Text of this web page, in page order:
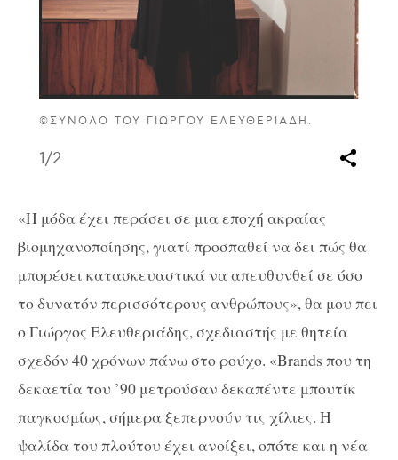
©ΣΥΝΟΛΟ ΤΟΥ ΓΙΩΡΓΟΥ ΕΛΕΥΘΕΡΙΑΔΗ.
1/2
«Η μόδα έχει περάσει σε μια εποχή ακραίας
βιομηχανοποίησης, γιατί προσπαθεί να δει πώς θα
μπορέσει κατασκευαστικά να απευθυνθεί σε όσο
το δυνατόν περισσότερους ανθρώπους», θα μου πει
ο Γιώργος Ελευθεριάδης, σχεδιαστής με θητεία
σχεδόν 40 χρόνων πάνω στο ρούχο. «Brands που τη
δεκαετία του ’90 μετρούσαν δεκαπέντε μπουτίκ
παγκοσμίως, σήμερα ξεπερνούν τις χίλιες. Η
ψαλίδα του πλούτου έχει ανοίξει, οπότε και η νέα